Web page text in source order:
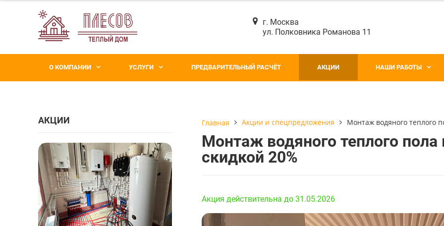
г. Москва
ул. Полковника Романова 11
О КОМПАНИИ УСЛУГИ ПРЕДВАРИТЕЛЬНЫЙ РАСЧЁТ АКЦИИ НАШИ РАБОТЫ
АКЦИИ Главная Акции и спецпредложения ​Монтаж водяного теплого
​Монтаж водяного теплого
скидкой 20%
Акция действительна до 31.05.2026